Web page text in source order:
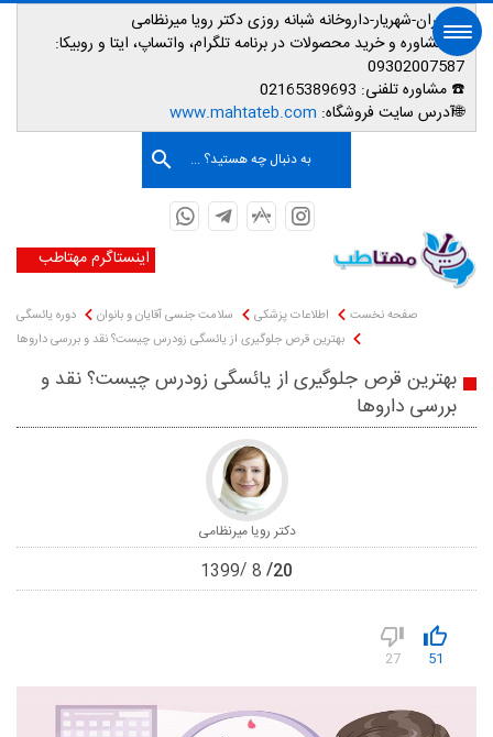
📌تهران-شهریار-داروخانه شبانه روزی دکتر رویا میرنظامی
📱مشاوره و خرید محصولات در برنامه تلگرام، واتساپ، ایتا و روبیکا:
09302007587
☎️ مشاوره تلفنی:
🌐آدرس سایت فروشگاه: www.mahtateb.com
به دنبال چه هستید؟ ...
اینستاگرم مهتاطب
صفحه نخست اطلاعات پزشکی سلامت جنسی آقایان و بانوان
دوره یائسگی
بهترین قرص جلوگیری از یائسگی زودرس چیست؟ نقد و بررسی داروها
بهترین قرص جلوگیری از یائسگی زودرس چیست؟ نقد و
بررسی داروها
دکتر رویا میرنظامی
20
8
1399
51
27